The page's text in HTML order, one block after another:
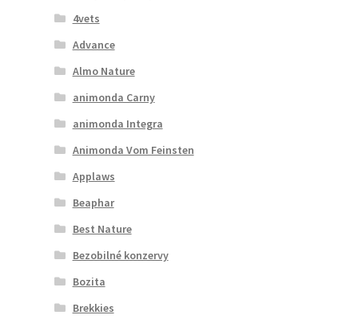
4vets
Advance
Almo Nature
animonda Carny
animonda Integra
Animonda Vom Feinsten
Applaws
Beaphar
Best Nature
Bezobilné konzervy
Bozita
Brekkies